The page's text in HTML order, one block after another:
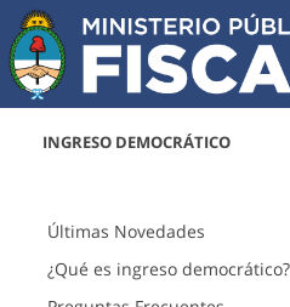
INGRESO DEMOCRÁTICO
Últimas Novedades
¿Qué es ingreso democrático?